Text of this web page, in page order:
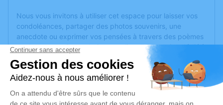
Nous vous invitons à utiliser cet espace pour laisser vos
condoléances, partager des photos souvenirs, une
anecdote ou exprimer vos pensées à travers des poèmes
ou des textes. Cet endroit est un lieu d'expression dédié à
Un service de plantation d’arbre hommage estdisponible